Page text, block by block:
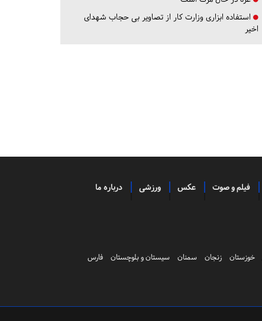
استفاده ابزاری وزارت کار از تصاویر بی حجاب شهدای
اخیر
فیلم و صوت عکس ورزشی درباره ما
خوزستان زنجان سمنان سیستان و بلوچستان
فارس